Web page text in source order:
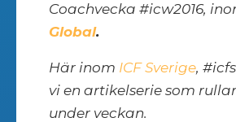
Coachvecka #icw2016,
Global.
Här inom ICF Sverige,
vi en artikelserie som
under veckan.